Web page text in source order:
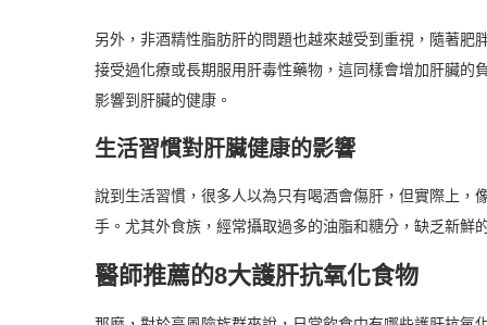
另外，非酒精性脂肪肝的問題也越來越受到重視，隨著
接受過化療或長期服用肝毒性藥物，這同樣會增加肝臟的
影響到肝臟的健康。
生活習慣對肝臟健康的影響
說到生活習慣，很多人以為只有喝酒會傷肝，但實際上，
手。尤其外食族，經常攝取過多的油脂和糖分，缺乏新鮮
醫師推薦的8大護肝抗氧化食物